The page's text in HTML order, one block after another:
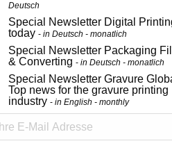
Deutsch
Special Newsletter Digital
today in Deutsch - monatlich
Special Newsletter Packaging
& Converting in Deutsch - monatlich
Special Newsletter Gravure
Top news for the gravure printing
industry in English - monthly